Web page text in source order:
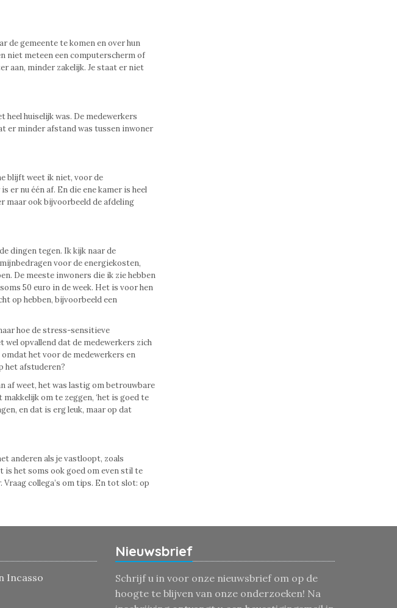
de gemeente te komen en over hun
niet meteen een computerscherm of
aan, minder zakelijk. Je staat er niet
heel huiselijk was. De medewerkers
er minder afstand was tussen inwoner
blijft weet ik niet, voor de
er nu één af. En die ene kamer is heel
maar ook bijvoorbeeld de afdeling
dingen tegen. Ik kijk naar de
voor de energiekosten,
De meeste inwoners die ik zie hebben
50 euro in de week. Het is voor hen
op hebben, bijvoorbeeld een
hoe de stress-sensitieve
wel opvallend dat de medewerkers zich
het voor de medewerkers en
het afstuderen?
af weet, het was lastig om betrouwbare
om te zeggen, ‘het is goed te
en dat is erg leuk, maar op dat
anderen als je vastloopt, zoals
is het soms ook goed om even stil te
collega’s om tips. En tot slot: op
Incasso
Nieuwsbrief
Schrijf u in voor onze nieuwsbrief om op de
hoogte te blijven van onze onderzoeken! Na